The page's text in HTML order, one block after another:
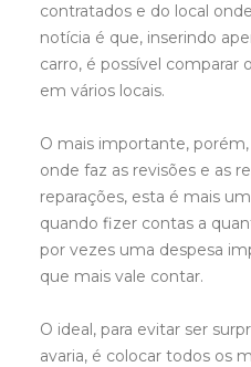
contratados e do local
notícia é que, inserindo
carro, é possível comparar
em vários locais.
O mais importante,
onde faz as revisões e as
reparações, esta é mais
quando fizer contas a
por vezes uma despesa
que mais vale contar.
O ideal, para evitar ser
avaria, é colocar todos os